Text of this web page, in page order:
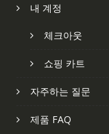
내 계정
체크아웃
쇼핑 카트
자주하는 질문
제품 FAQ